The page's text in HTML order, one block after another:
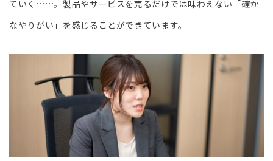
ていく……。製品やサービスを売るだけでは味わえない「確か
なやりがい」を感じることができています。